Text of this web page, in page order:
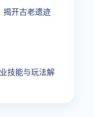
揭开古老遗迹
技能与玩法解